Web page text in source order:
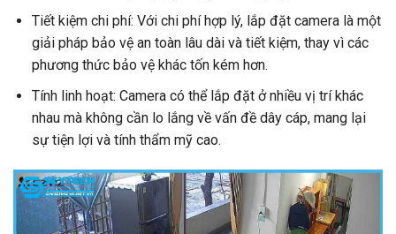
Tiết kiệm chi phí: Với chi phí hợp lý, lắp đặt camera là một
giải pháp bảo vệ an toàn lâu dài và tiết kiệm, thay vì các
phương thức bảo vệ khác tốn kém hơn.
Tính linh hoạt: Camera có thể lắp đặt ở nhiều vị trí khác
nhau mà không cần lo lắng về vấn đề dây cáp, mang lại
sự tiện lợi và tính thẩm mỹ cao.